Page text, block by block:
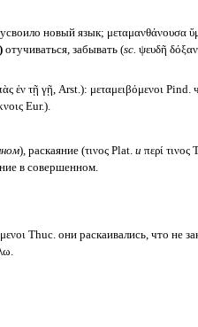
новый язык;
отучиваться, забывать (sc. ψευδῆ
ἐν τῇ γῇ, Arst.): μεταμειβόμενοι Pind.
Eur.).
),раскаяние (τινος Plat. и περί τινος
в совершенном.
Thuc. они раскаивались, что